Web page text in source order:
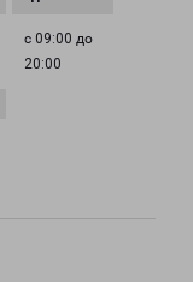
с 09:00 до
20:00